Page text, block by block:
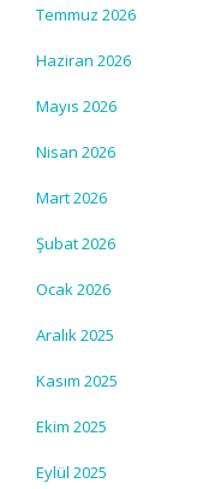
Temmuz 2026
Haziran 2026
Mayıs 2026
Nisan 2026
Mart 2026
Şubat 2026
Ocak 2026
Aralık 2025
Kasım 2025
Ekim 2025
Eylül 2025